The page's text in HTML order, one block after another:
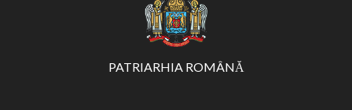
PATRIARHIA ROMÂNĂ